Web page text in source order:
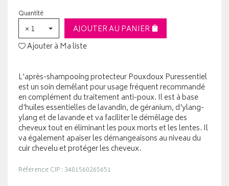
Quantité
× 1
AJOUTER AU PANIER
Ajouter à Ma liste
L'après-shampooing protecteur Pouxdoux Puressentiel
est un soin demêlant pour usage fréquent recommandé
en complément du traitement anti-poux. Il est à base
d'huiles essentielles de lavandin, de géranium, d'ylang-
ylang et de lavande et va faciliter le démêlage des
cheveux tout en éliminant les poux morts et les lentes. Il
va également apaiser les démangeaisons au niveau du
cuir chevelu et protéger les cheveux.
Référence CIP : 3401560265651